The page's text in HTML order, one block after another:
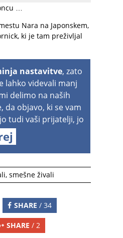
…
Nara na Japonskem,
ki je tam preživljal
nastavitve, zato
lahko videvali manj
delimo na naših
da objavo, ki se vam
tudi vaši prijatelji, jo
, smešne živali
SHARE / 34
SHARE / 2